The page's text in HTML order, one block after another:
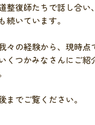
整復師たちで話し合い
続いています。
々の経験から、現時点
くつかみなさんにご紹
までご覧ください。